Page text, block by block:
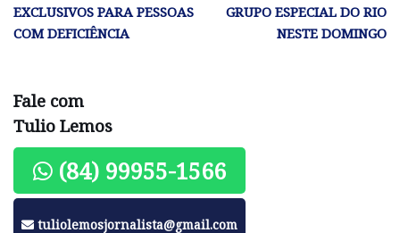
EXCLUSIVOS PARA PESSOAS
COM DEFICIÊNCIA
GRUPO ESPECIAL DO RIO
NESTE DOMINGO
Fale com
Tulio Lemos
(84) 99955-1566
tuliolemosjornalista@gmail.com